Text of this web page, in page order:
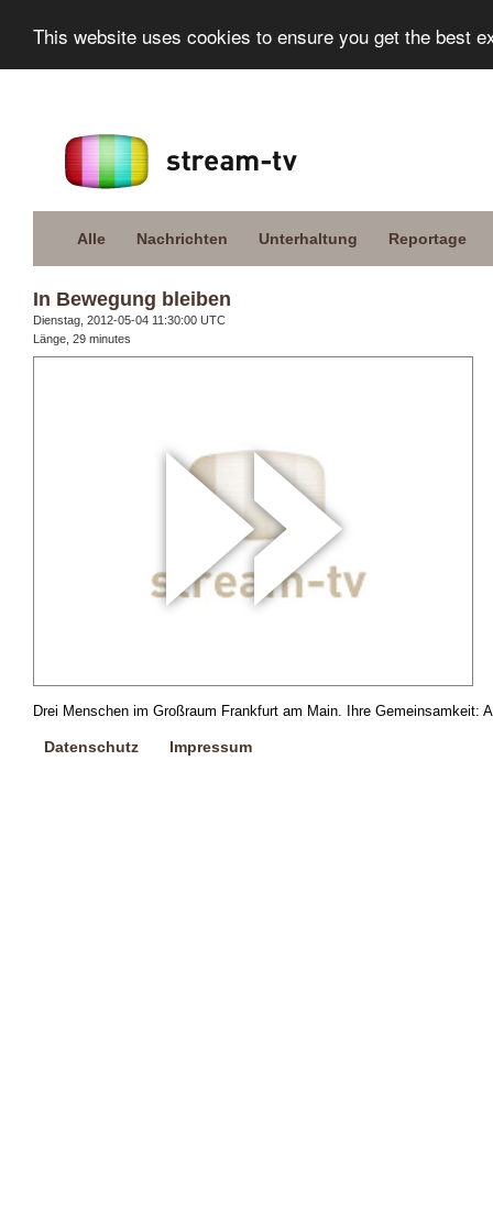
This website uses cookies to ensure you get the best
Alle Nachrichten Unterhaltung Reportage
In Bewegung bleiben
Dienstag, 2012-05-04 11:30:00 UTC
Länge, 29 minutes
Drei Menschen im Großraum Frankfurt am Main. Ihre
Datenschutz Impressum